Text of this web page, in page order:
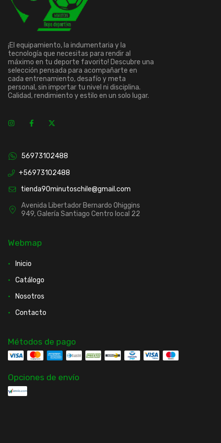
Si tienes dudas, no dudes en contactarnos antes
de realizar tu compra.
¡El equipamiento, la indumentaria y la
tecnología que necesitas para rendir al
máximo en tu deporte favorito! Descubre una
selección pensada para acompañarte en
cada entrenamiento, desafío y meta
personal, sin importar tu nivel ni disciplina.
Calidad, rendimiento y estilo en un solo lugar.
56973102488
+56973102488
tienda90minutoschile@gmail.com
Avenida Libertador Bernardo Ohiggins
949, Galería Santiago Centro local 22
Webmap
Inicio
Catálogo
Nosotros
Contacto
Métodos de pago
Opciones de envío